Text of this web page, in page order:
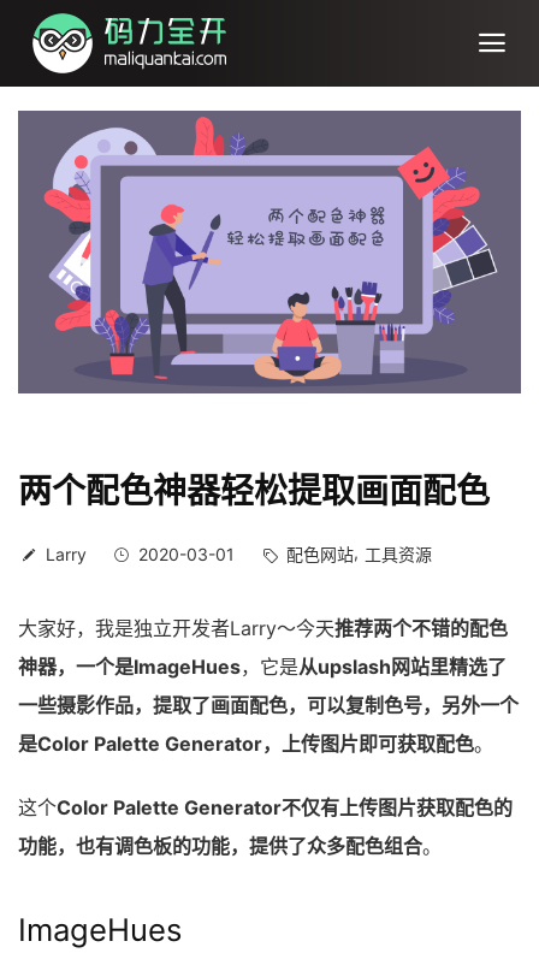
两个配色神器轻松提取画面配色
Larry 2020-03-01 配色网站 工具资源
大家好，我是独立开发者Larry～今天推荐两个不错的配色
神器，一个是ImageHues，它是从upslash网站里精选了
一些摄影作品，提取了画面配色，可以复制色号，另外一个
是Color Palette Generator，上传图片即可获取配色。
这个Color Palette Generator不仅有上传图片获取配色的
功能，也有调色板的功能，提供了众多配色组合。
ImageHues